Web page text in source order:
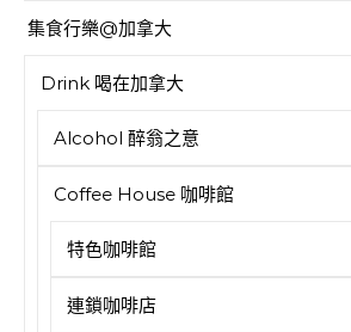
集食行樂@加拿大
Drink 喝在加拿大
Alcohol 醉翁之意
Coffee House 咖啡館
特色咖啡館
連鎖咖啡店